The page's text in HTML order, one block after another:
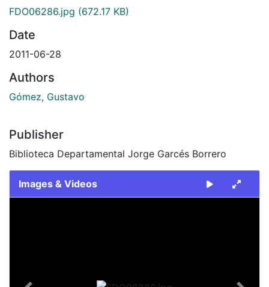
FDO06286.jpg (672.17 KB)
Date
2011-06-28
Authors
Gómez, Gustavo
Publisher
Biblioteca Departamental Jorge Garcés Borrero
Images & Videos